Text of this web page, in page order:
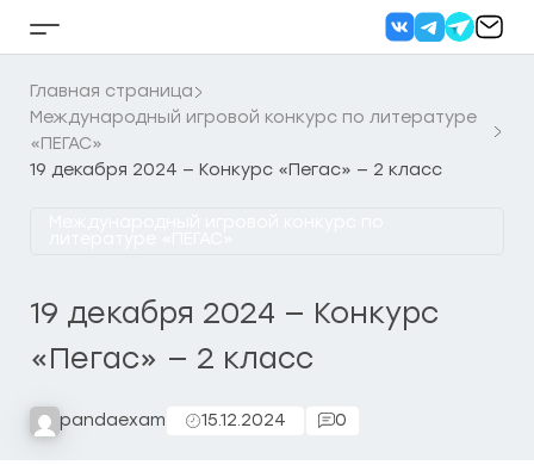
Кнопка
бокового
меню
Главная страница
Международный игровой конкурс по литературе
«ПЕГАС»
19 декабря 2024 — Конкурс «Пегас» — 2 класс
19 декабря 2024 — Конкурс
«Пегас» — 2 класс
pandaexam 15.12.2024 0